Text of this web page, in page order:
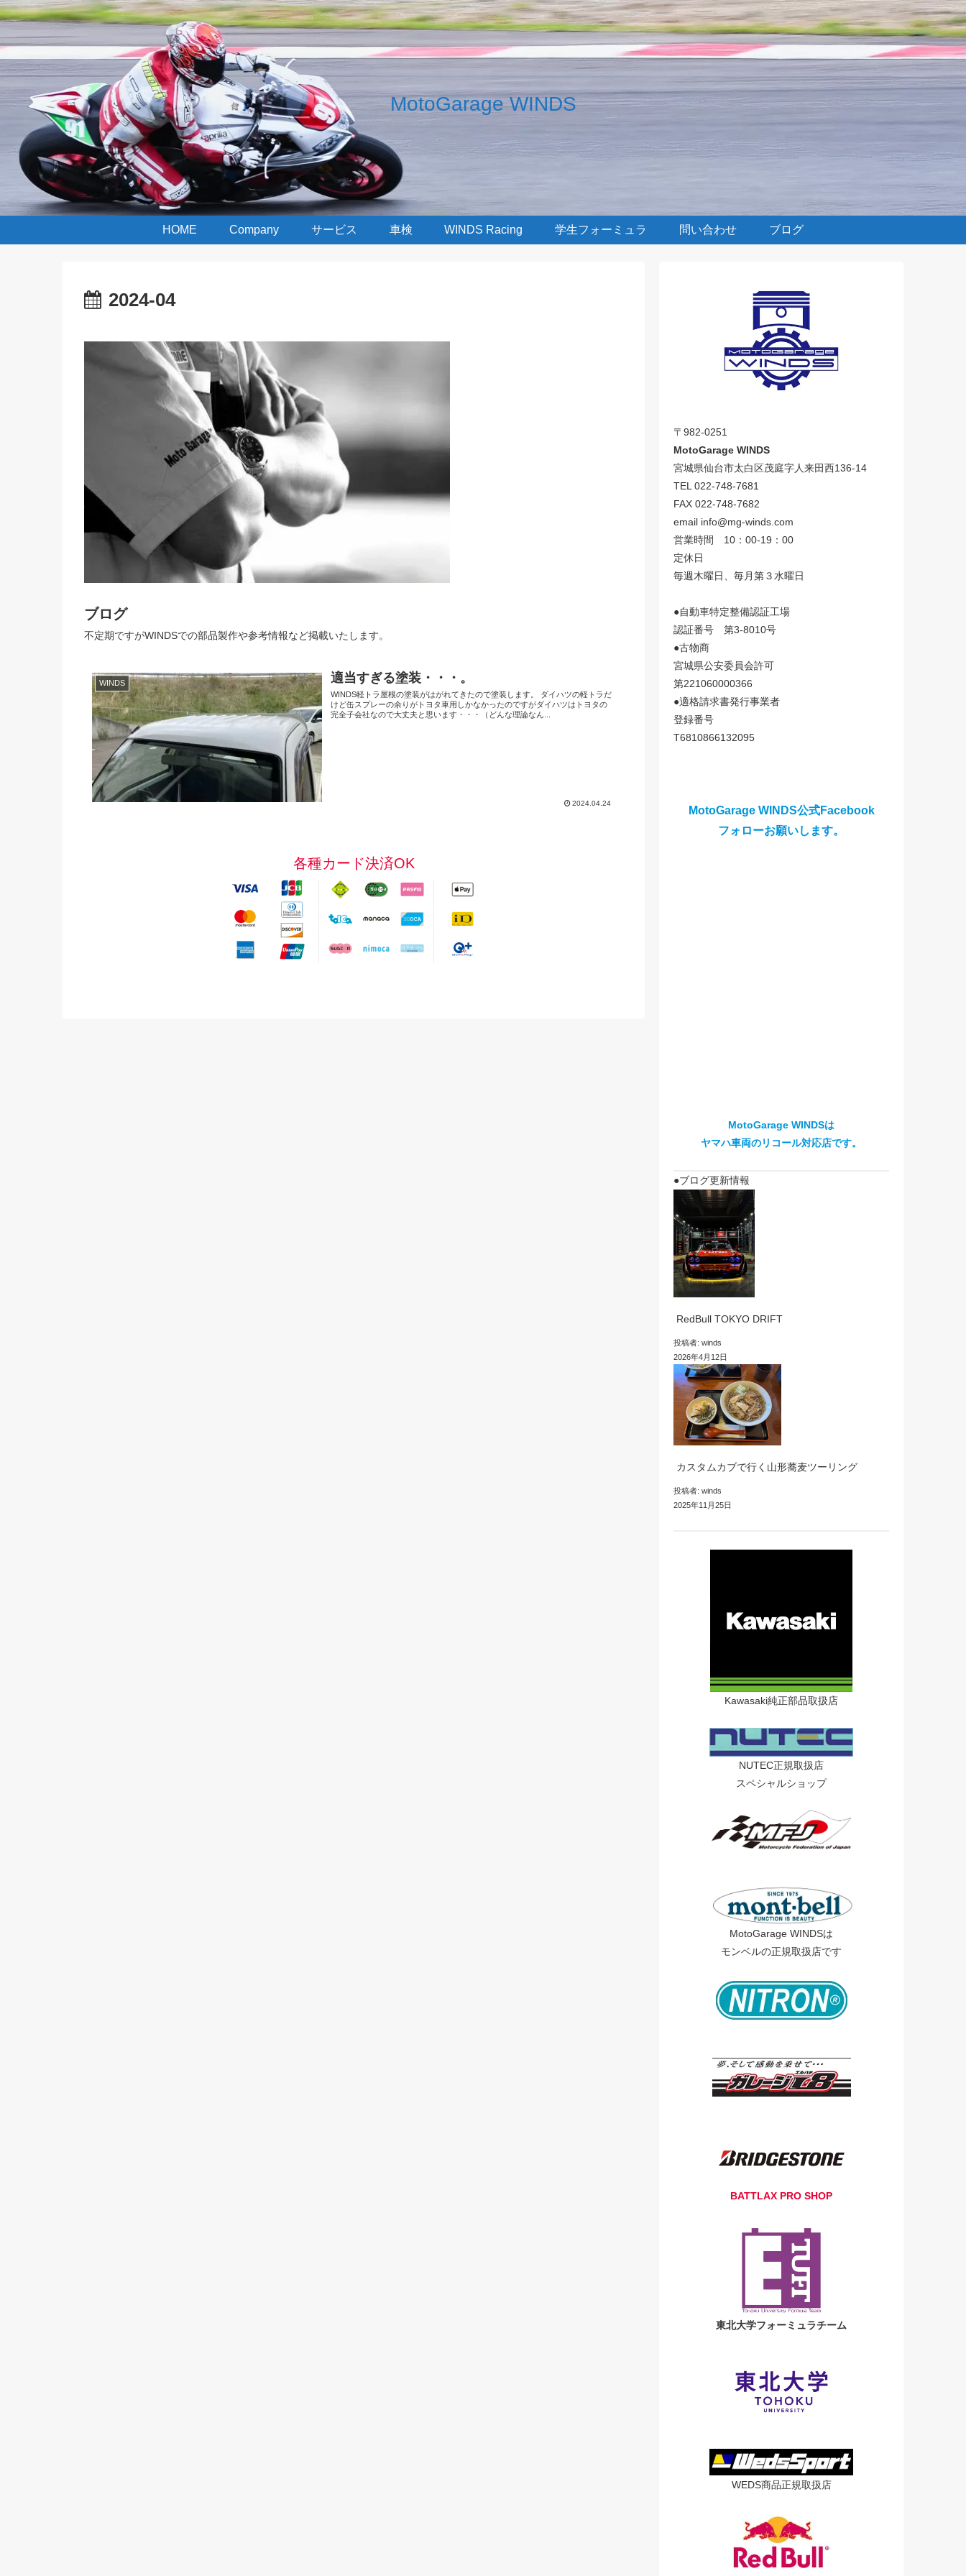
MotoGarage WINDS
HOME Company サービス 車検 WINDS Racing 学生フォーミュラ 問い合わせ ブログ
2024-04
ブログ
不定期ですがWINDSでの部品製作や参考情報など掲載いたします。
WINDS 適当すぎる塗装・・・。
WINDS軽トラ屋根の塗装がはがれてきたので塗装します。 ダイハツの軽トラだ
けど缶スプレーの余りがトヨタ車用しかなかったのですがダイハツはトヨタの
完全子会社なので大丈夫と思います・・・（どんな理論なん...
2024.04.24
各種カード決済OK
〒982-0251
MotoGarage WINDS
宮城県仙台市太白区茂庭字人来田西136-14
TEL 022-748-7681
FAX 022-748-7682
email info@mg-winds.com
営業時間 10：00-19：00
定休日
毎週木曜日、毎月第３水曜日
●自動車特定整備認証工場
認証番号 第3-8010号
●古物商
宮城県公安委員会許可
第221060000366
●適格請求書発行事業者
登録番号
T6810866132095
MotoGarage WINDS公式Facebook
フォローお願いします。
MotoGarage WINDSは
ヤマハ車両のリコール対応店です。
●ブログ更新情報
RedBull TOKYO DRIFT
投稿者: winds
2026年4月12日
カスタムカブで行く山形蕎麦ツーリング
投稿者: winds
2025年11月25日
Kawasaki純正部品取扱店
NUTEC正規取扱店
スペシャルショップ
MotoGarage WINDSは
モンベルの正規取扱店です
BATTLAX PRO SHOP
東北大学フォーミュラチーム
WEDS商品正規取扱店